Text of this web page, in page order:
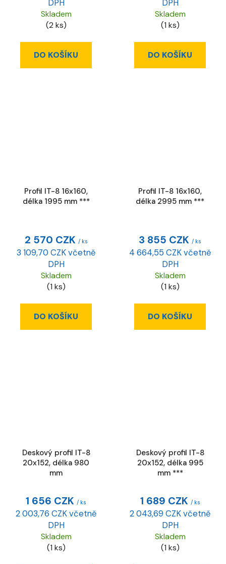
DPH
Skladem
(2 ks)
DO KOŠÍKU
DPH
Skladem
(1 ks)
DO KOŠÍKU
Profil IT-8 16x160,
délka 1995 mm ***
2 570 CZK / ks
3 109,70 CZK včetně
DPH
Skladem
(1 ks)
DO KOŠÍKU
Profil IT-8 16x160,
délka 2995 mm ***
3 855 CZK / ks
4 664,55 CZK včetně
DPH
Skladem
(1 ks)
DO KOŠÍKU
Deskový profil IT-8
20x152, délka 980
mm
1 656 CZK / ks
2 003,76 CZK včetně
DPH
Skladem
(1 ks)
Deskový profil IT-8
20x152, délka 995
mm ***
1 689 CZK / ks
2 043,69 CZK včetně
DPH
Skladem
(1 ks)